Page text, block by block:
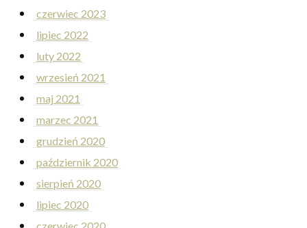
czerwiec 2023
lipiec 2022
luty 2022
wrzesień 2021
maj 2021
marzec 2021
grudzień 2020
październik 2020
sierpień 2020
lipiec 2020